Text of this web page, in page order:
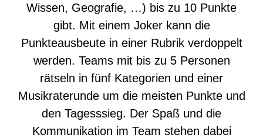
Wissen, Geografie, …) bis zu 10 Punkte
gibt. Mit einem Joker kann die
Punkteausbeute in einer Rubrik verdoppelt
werden. Teams mit bis zu 5 Personen
rätseln in fünf Kategorien und einer
Musikraterunde um die meisten Punkte und
den Tagesssieg. Der Spaß und die
Kommunikation im Team stehen dabei